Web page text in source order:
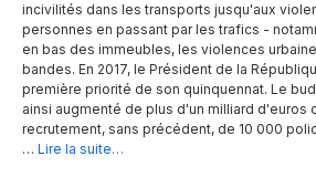
incivilités dans les transports jusqu'aux
personnes en passant par les trafics -
en bas des immeubles, les violences
bandes. En 2017, le Président de la
première priorité de son quinquennat. Le
ainsi augmenté de plus d'un milliard d'euros
recrutement, sans précédent, de 10 000
… Lire la suite…